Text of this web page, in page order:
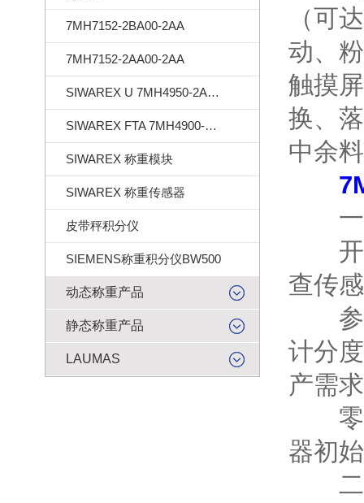
7MH7152-2BA00-2AA
7MH7152-2AA00-2AA
SIWAREX U 7MH4950-2AA01
SIWAREX FTA 7MH4900-2AA01
SIWAREX 称重模块
SIWAREX 称重传感器
皮带秤积分仪
SIEMENS称重积分仪BW500
动态称重产品
静态称重产品
LAUMAS
（可
动、
触摸
换、
中余
一
开机
查传
参数
计分
产需
零点
器初
二